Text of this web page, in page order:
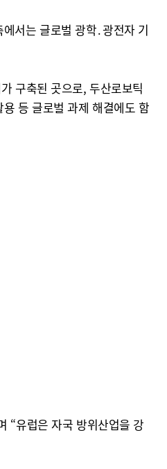
서는 글로벌 광학․광전자 기
구축된 곳으로, 두산로보틱
등 글로벌 과제 해결에도 함
“유럽은 자국 방위산업을 강